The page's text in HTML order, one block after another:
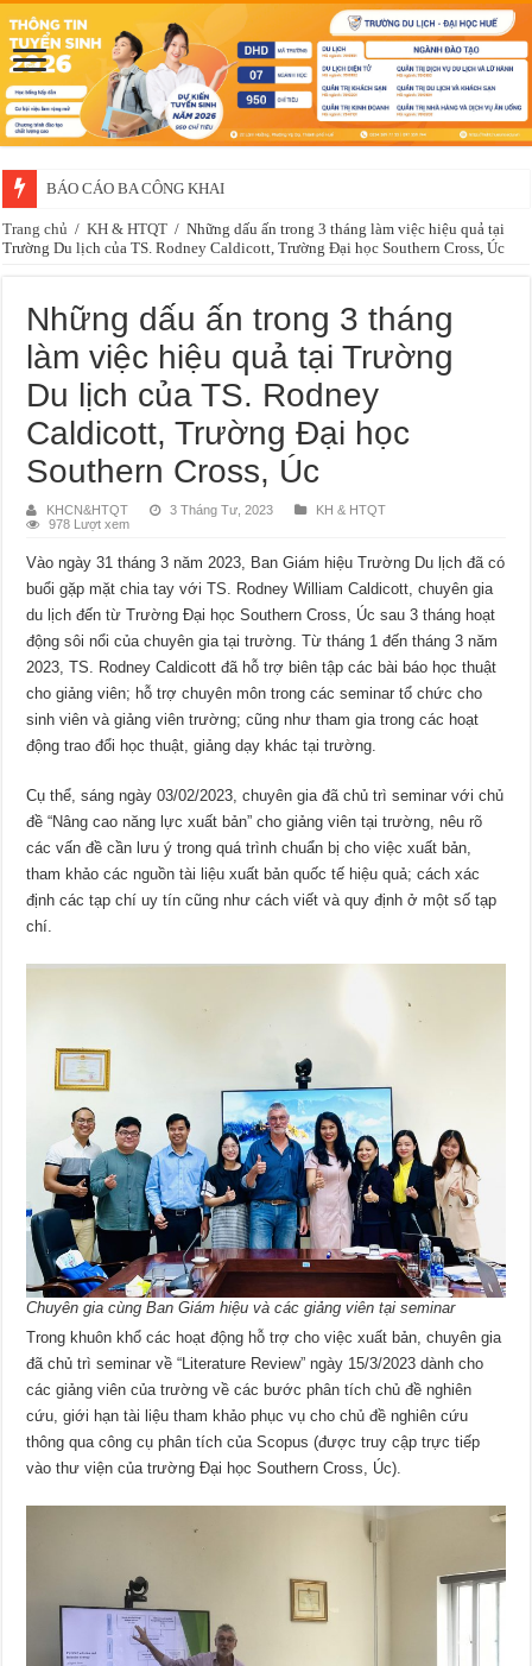
BÁO CÁO BA CÔNG KHAI
Thông báo về việc xét chọn sinh viên đề nghị nhận học bổng của doanh
Trang chủ / KH & HTQT / Những dấu ấn trong 3 tháng làm việc hiệu quả tại
Trường Du lịch của TS. Rodney Caldicott, Trường Đại học Southern Cross, Úc
Những dấu ấn trong 3 tháng
làm việc hiệu quả tại Trường
Du lịch của TS. Rodney
Caldicott, Trường Đại học
Southern Cross, Úc
KHCN&HTQT 3 Tháng Tư, 2023
KH & HTQT
978 Lượt xem
Vào ngày 31 tháng 3 năm 2023, Ban Giám hiệu Trường Du lịch đã có
buổi gặp mặt chia tay với TS. Rodney William Caldicott, chuyên gia
du lịch đến từ Trường Đại học Southern Cross, Úc sau 3 tháng hoạt
động sôi nổi của chuyên gia tại trường. Từ tháng 1 đến tháng 3 năm
2023, TS. Rodney Caldicott đã hỗ trợ biên tập các bài báo học thuật
cho giảng viên; hỗ trợ chuyên môn trong các seminar tổ chức cho
sinh viên và giảng viên trường; cũng như tham gia trong các hoạt
động trao đổi học thuật, giảng dạy khác tại trường.
Cụ thể, sáng ngày 03/02/2023, chuyên gia đã chủ trì seminar với chủ
đề “Nâng cao năng lực xuất bản” cho giảng viên tại trường, nêu rõ
các vấn đề cần lưu ý trong quá trình chuẩn bị cho việc xuất bản,
tham khảo các nguồn tài liệu xuất bản quốc tế hiệu quả; cách xác
định các tạp chí uy tín cũng như cách viết và quy định ở một số tạp
chí.
Chuyên gia cùng Ban Giám hiệu và các giảng viên tại seminar
Trong khuôn khổ các hoạt động hỗ trợ cho việc xuất bản, chuyên gia
đã chủ trì seminar về “Literature Review” ngày 15/3/2023 dành cho
các giảng viên của trường về các bước phân tích chủ đề nghiên
cứu, giới hạn tài liệu tham khảo phục vụ cho chủ đề nghiên cứu
thông qua công cụ phân tích của Scopus (được truy cập trực tiếp
vào thư viện của trường Đại học Southern Cross, Úc).